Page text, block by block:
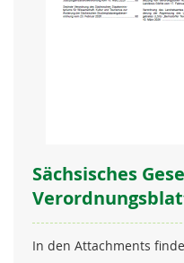
Sächsisches
In den Attachments